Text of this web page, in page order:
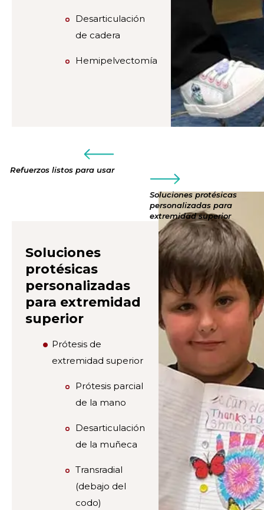
Desarticulación
de cadera
Hemipelvectomía
Refuerzos listos para usar
Soluciones protésicas
personalizadas para
extremidad superior
Soluciones
protésicas
personalizadas
para extremidad
superior
Prótesis de
extremidad superior
Prótesis parcial
de la mano
Desarticulación
de la muñeca
Transradial
(debajo del
codo)